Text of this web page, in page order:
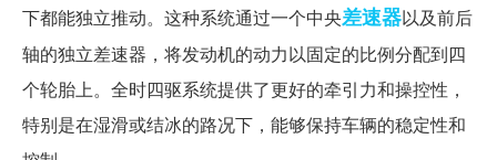
下都能独立推动。这种系统通过一个中央差速器以及前后
轴的独立差速器，将发动机的动力以固定的比例分配到四
个轮胎上。全时四驱系统提供了更好的牵引力和操控性，
特别是在湿滑或结冰的路况下，能够保持车辆的稳定性和